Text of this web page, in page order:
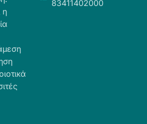
η
83411402000